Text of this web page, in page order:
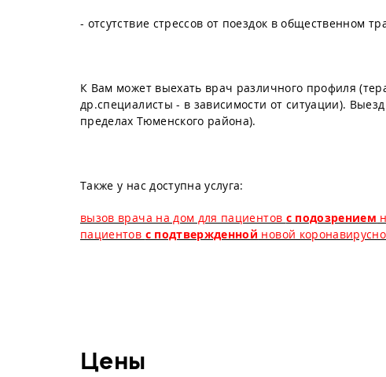
- отсутствие стрессов от поездок в общественном
К Вам может выехать врач различного профиля
др.специалисты - в зависимости от ситуации).
пределах Тюменского района).
Также у нас доступна услуга:
вызов врача на дом для пациентов с подозрением
пациентов с подтвержденной новой
Цены